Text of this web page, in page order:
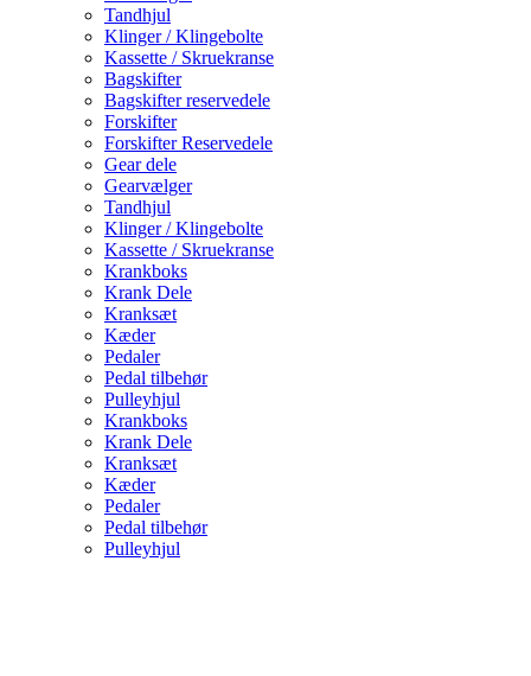
Tandhjul
Klinger / Klingebolte
Kassette / Skruekranse
Bagskifter
Bagskifter reservedele
Forskifter
Forskifter Reservedele
Gear dele
Gearvælger
Tandhjul
Klinger / Klingebolte
Kassette / Skruekranse
Krankboks
Krank Dele
Kranksæt
Kæder
Pedaler
Pedal tilbehør
Pulleyhjul
Krankboks
Krank Dele
Kranksæt
Kæder
Pedaler
Pedal tilbehør
Pulleyhjul